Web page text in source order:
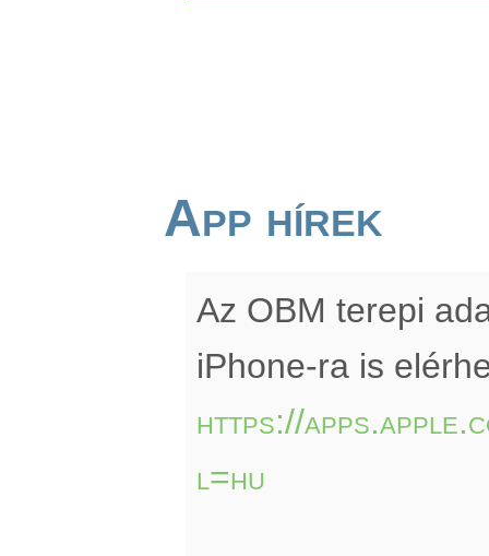
App hírek
Az OBM terepi
iPhone-ra is
https://
l=hu